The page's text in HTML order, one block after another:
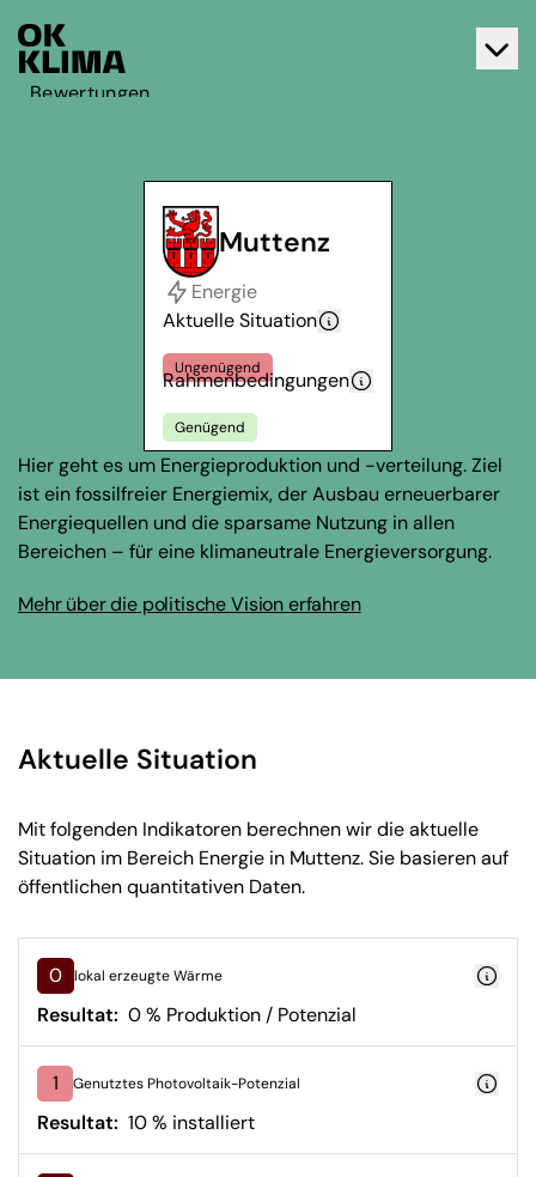
Bewertungen
Muttenz
Energie
Aktuelle Situation
Ungenügend
Rahmenbedingungen
Genügend
Hier geht es um Energieproduktion und -verteilung. Ziel
ist ein fossilfreier Energiemix, der Ausbau erneuerbarer
Energiequellen und die sparsame Nutzung in allen
Bereichen – für eine klimaneutrale Energieversorgung.
Mehr über die politische Vision erfahren
Aktuelle Situation
Mit folgenden Indikatoren berechnen wir die aktuelle
Situation im Bereich Energie in Muttenz. Sie basieren auf
öffentlichen quantitativen Daten.
0 lokal erzeugte Wärme
Resultat: 0 % Produktion / Potenzial
1 Genutztes Photovoltaik-Potenzial
Resultat: 10 % installiert